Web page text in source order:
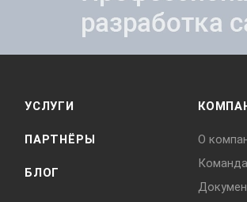
УСЛУГИ
ПАРТНЁРЫ
БЛОГ
О
Команда